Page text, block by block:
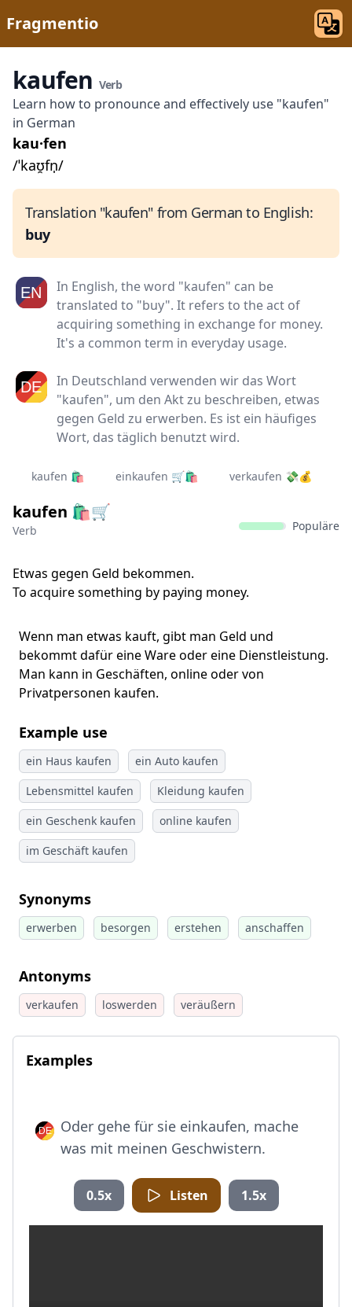
Fragmentio
kaufen Verb
Learn how to pronounce and effectively use "kaufen"
in German
kau·fen
/ˈkaʊ̯fn̩/
Translation "kaufen" from German to English:
buy
In English, the word "kaufen" can be
translated to "buy". It refers to the act of
acquiring something in exchange for money.
It's a common term in everyday usage.
In Deutschland verwenden wir das Wort
"kaufen", um den Akt zu beschreiben, etwas
gegen Geld zu erwerben. Es ist ein häufiges
Wort, das täglich benutzt wird.
kaufen 🛍️ einkaufen 🛒🛍 verkaufen 💸💰
kaufen 🛍️🛒
Verb Populäre
Etwas gegen Geld bekommen.
To acquire something by paying money.
Wenn man etwas kauft, gibt man Geld und
bekommt dafür eine Ware oder eine Dienstleistung.
Man kann in Geschäften, online oder von
Privatpersonen kaufen.
Example use
ein Haus kaufen
ein Auto kaufen
Lebensmittel kaufen
Kleidung kaufen
ein Geschenk kaufen
online kaufen
im Geschäft kaufen
Synonyms
erwerben besorgen erstehen anschaffen
Antonyms
verkaufen loswerden veräußern
Examples
Oder gehe für sie einkaufen, mache
was mit meinen Geschwistern.
0.5x Listen 1.5x